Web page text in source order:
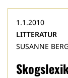
1.1.2010
LITTERATUR
SUSANNE